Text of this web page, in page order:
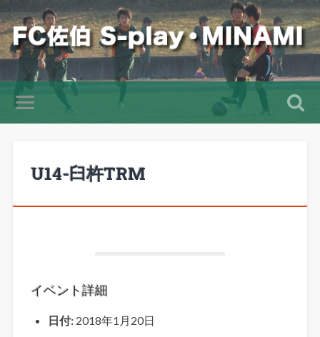
U14-臼杵TRM
イベント詳細
日付: 2018年1月20日